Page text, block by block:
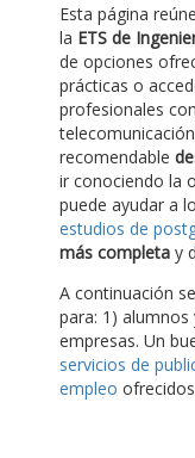
Esta página
la ETS de
de opciones
prácticas o
profesionales
recomendable
ir conociendo la
puede ayudar a
estudios de
más completa y
A continuación
para: 1)
empresas. Un
servicios de
empleo